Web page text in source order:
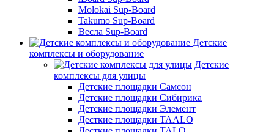
Molokai Sup-Board
Takumo Sup-Board
Весла Sup-Board
Детские
комплексы и оборудование
Детские
комплексы для улицы
Детские площадки Самсон
Детские площадки Сибирика
Детские площадки Элемент
Десткие площадки TAALO